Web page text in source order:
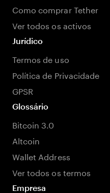
Como comprar Tether
Ver todos os activos
Jurídico
Termos de uso
Política de Privacidade
GPSR
Glossário
Bitcoin 3.0
Altcoin
Wallet Address
Ver todos os termos
Empresa